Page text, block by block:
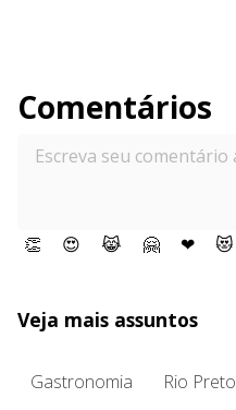
Comentários
👏 😍 😹 🤗 ❤ 😻
Veja mais assuntos
Gastronomia Rio Preto